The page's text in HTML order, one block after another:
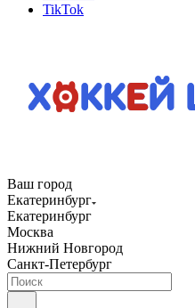
TikTok
Ваш город
Екатеринбург
Екатеринбург
Москва
Нижний Новгород
Санкт-Петербург